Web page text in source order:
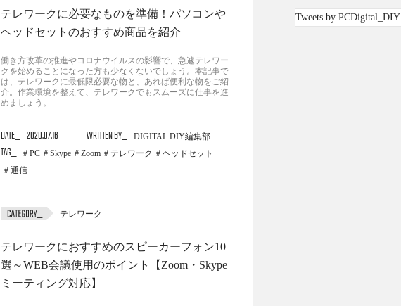
テレワークに必要なものを準備！パソコンや
ヘッドセットのおすすめ商品を紹介
働き方改革の推進やコロナウイルスの影響で、急遽テレワー
クを始めることになった方も少なくないでしょう。本記事で
は、テレワークに最低限必要な物と、あれば便利な物をご紹
介。作業環境を整えて、テレワークでもスムーズに仕事を進
めましょう。
DATE 2020.07.16 WRITTEN BY DIGITAL DIY編集部
TAG PC Skype Zoom テレワーク
ヘッドセット
通信
テレワーク
テレワークにおすすめのスピーカーフォン10
選～WEB会議使用のポイント【Zoom・Skype
ミーティング対応】
Tweets by PCDigital_DIY